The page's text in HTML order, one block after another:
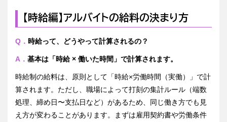
【時給編】アルバイトの給料の決まり方
Q． 時給って、どうやって計算されるの？
A． 基本は「時給 × 働いた時間」で計算されます。
時給制の給料は、原則として「時給×労働時間（実働）」で計
算されます。ただし、職場によって打刻の集計ルール（端数
処理、締め日〜支払日など）があるため、同じ働き方でも見
え方が変わることがあります。まずは雇用契約書や労働条件